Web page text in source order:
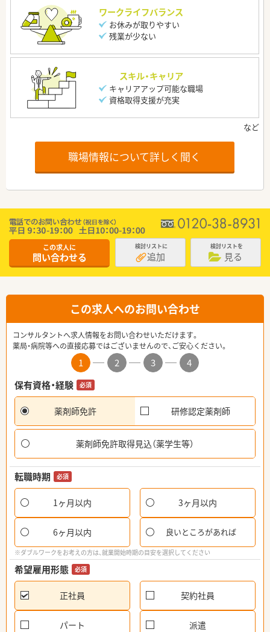
ワークライフバランス
お休みが取りやすい
残業が少ない
スキル・キャリア
キャリアアップ可能な職場
資格取得支援が充実
職場情報について詳しく聞く
この求人に
問い合わせる
検討リストに
追加
検討リストを
見る
この求人へのお問い合わせ
コンサルタントへ求人情報をお問い合わせいただけます。
薬局・病院等への直接応募ではございませんので、ご安心ください。
1 2 3
4
保有資格・経験
必須
薬剤師免許 研修認定薬剤師
薬剤師免許取得見込（薬学生等）
転職時期 必須
1ヶ月以内 3ヶ月以内
6ヶ月以内 良いところがあれば
※ダブルワークをお考えの方は、就業開始時期の目安を選択してください
希望雇用形態 必須
正社員 契約社員
パート 派遣